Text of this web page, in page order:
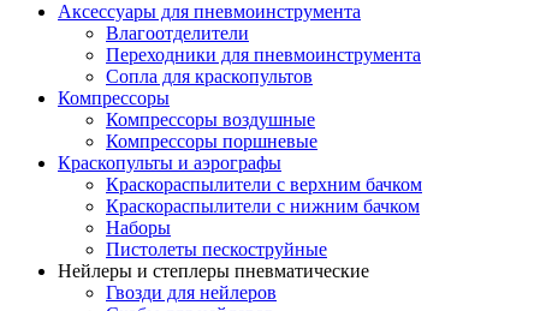
Аксессуары для пневмоинструмента
Влагоотделители
Переходники для пневмоинструмента
Сопла для краскопультов
Компрессоры
Компрессоры воздушные
Компрессоры поршневые
Краскопульты и аэрографы
Краскораспылители с верхним бачком
Краскораспылители с нижним бачком
Наборы
Пистолеты пескоструйные
Нейлеры и степлеры пневматические
Гвозди для нейлеров